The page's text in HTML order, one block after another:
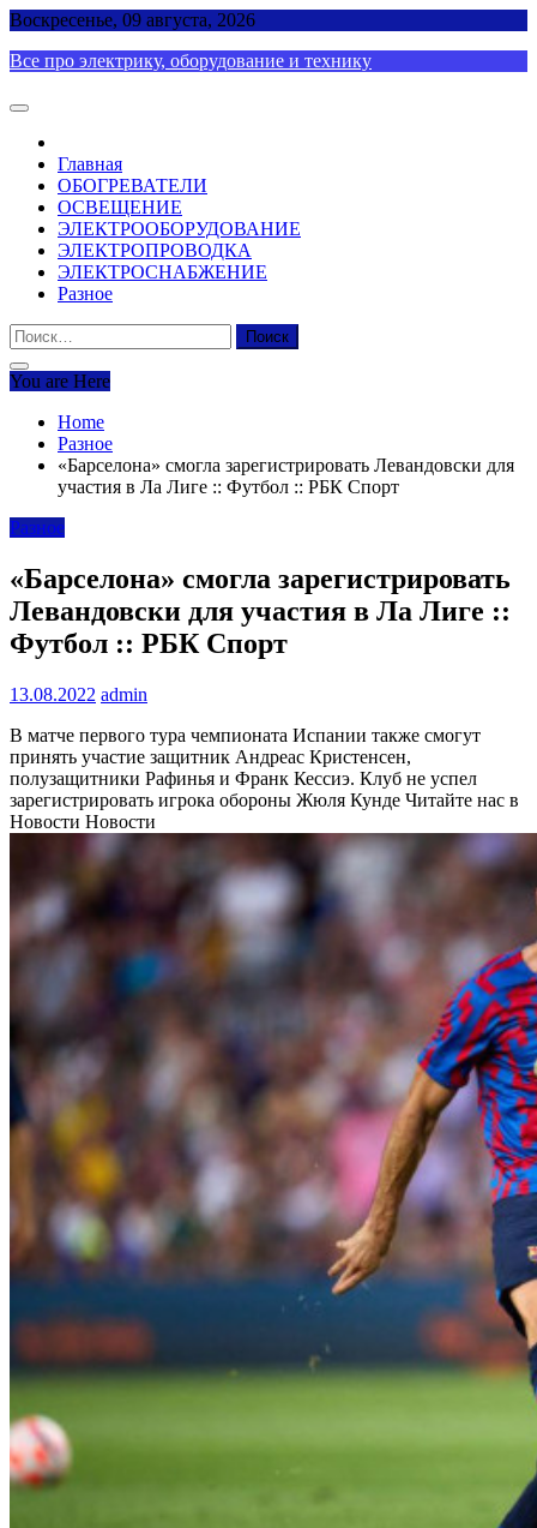
Skip
content
Воскресенье, 09 августа, 2026
Все про электрику, оборудование и технику
Главная
ОБОГРЕВАТЕЛИ
ОСВЕЩЕНИЕ
ЭЛЕКТРООБОРУДОВАНИЕ
ЭЛЕКТРОПРОВОДКА
ЭЛЕКТРОСНАБЖЕНИЕ
Разное
Найти:
You are Here
Home
Разное
«Барселона» смогла зарегистрировать Левандовски для
участия в Ла Лиге :: Футбол :: РБК Спорт
Разное
«Барселона» смогла зарегистрировать
Левандовски для участия в Ла Лиге ::
Футбол :: РБК Спорт
13.08.2022 admin
В матче первого тура чемпионата Испании также смогут
принять участие защитник Андреас Кристенсен,
полузащитники Рафинья и Франк Кессиэ. Клуб не успел
зарегистрировать игрока обороны Жюля Кунде Читайте нас в
Новости Новости